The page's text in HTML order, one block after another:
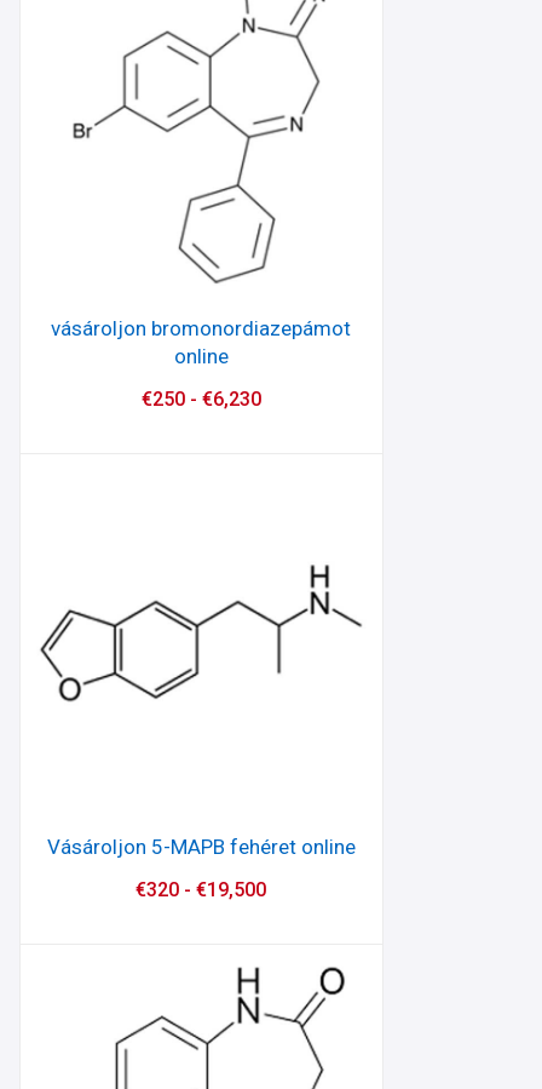
vásároljon bromonordiazepámot
online
€250- €6,230
Vásároljon 5-MAPB fehéret online
€320 -€19,500